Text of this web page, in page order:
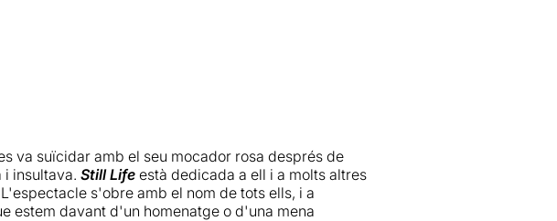
va suïcidar amb el seu mocador rosa després de
i insultava. Still Lifeestà dedicada a ell i a molts altres
s'obre amb el nom de tots ells, i a
estem davant d'un homenatge o d'una mena